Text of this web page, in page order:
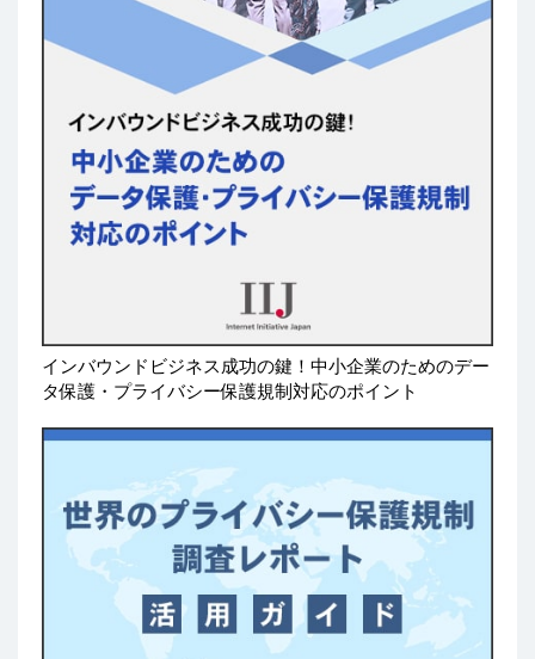
インバウンドビジネス成功の鍵！中小企業のためのデー
タ保護・プライバシー保護規制対応のポイント